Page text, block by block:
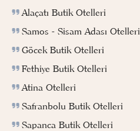
Alaçatı Butik Otelleri
Samos - Sisam Adası Otelleri
Göcek Butik Otelleri
Fethiye Butik Otelleri
Atina Otelleri
Safranbolu Butik Otelleri
Sapanca Butik Otelleri